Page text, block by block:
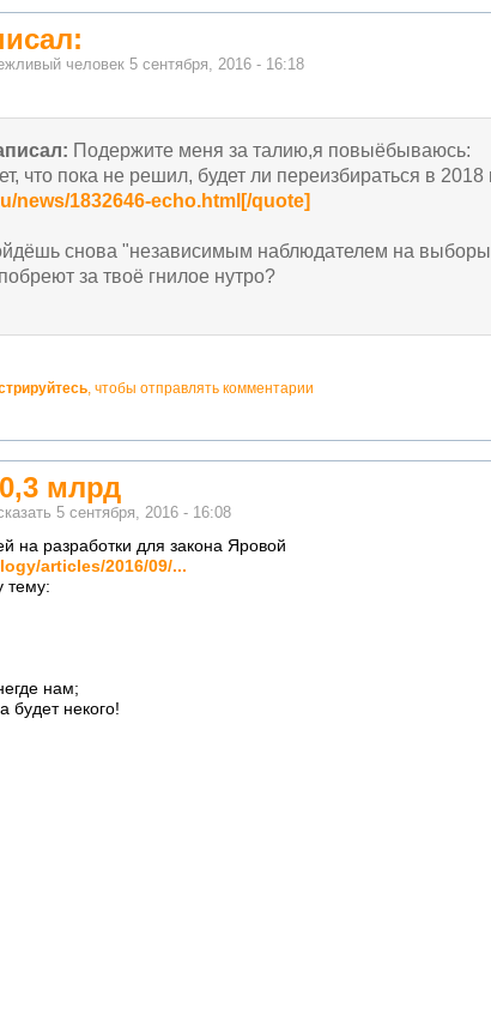
человек 5 сентября, 2016 - 16:18
Подержите меня за талию,я повыёбываюсь:
что пока не решил, будет ли переизбираться в 2018
news/1832646-echo.html[/quote]
снова "независимым наблюдателем на
за твоё гнилое нутро?
, чтобы отправлять комментарии
млрд
5 сентября, 2016 - 16:08
на разработки для закона Яровой
articles/2016/09/...
тему:
нам;
будет некого!